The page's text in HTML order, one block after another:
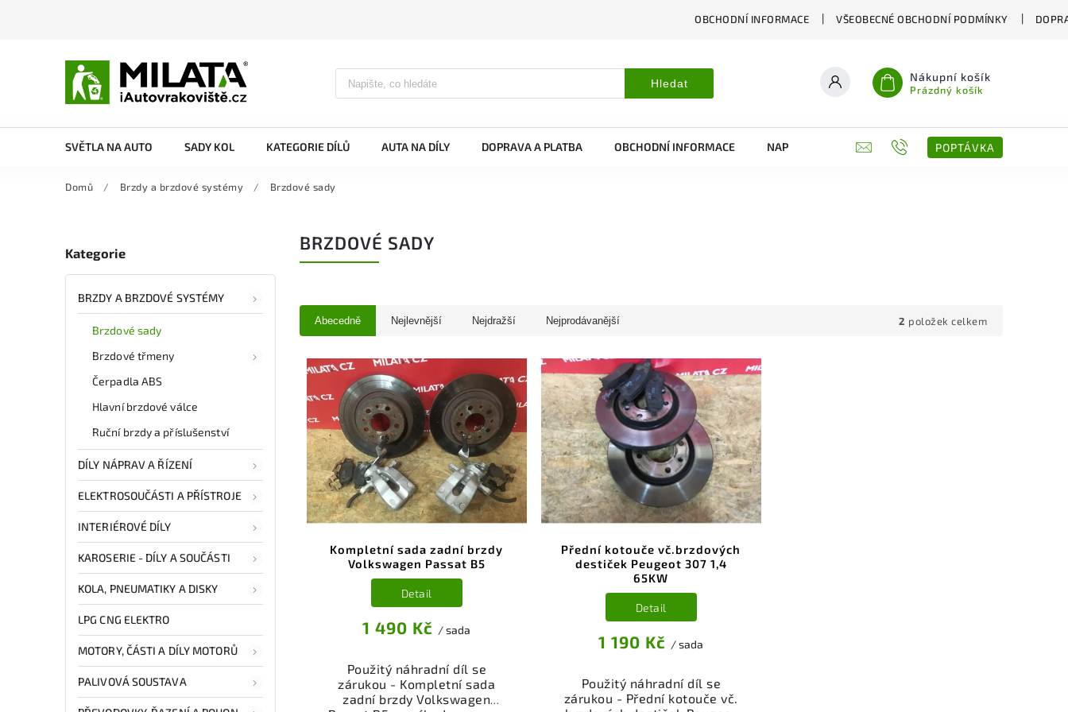
OBCHODNÍ INFORMACE VŠEOBECNÉ OBCHODNÍ PODMÍNKY
Hledat Nákupní košík
Prázdný košík
SVĚTLA NA AUTO SADY KOL KATEGORIE DÍLŮ AUTA NA DÍLY DOPRAVA A PLATBA OBCHODNÍ INFORMACE NAPIŠTE NÁM KONTAKTY POPTÁVKA
Domů / Brzdy a brzdové systémy / Brzdové sady
Kategorie
BRZDY A BRZDOVÉ SYSTÉMY
Brzdové sady
Brzdové třmeny
Čerpadla ABS
Hlavní brzdové válce
Ruční brzdy a příslušenství
DÍLY NÁPRAV A ŘÍZENÍ
ELEKTROSOUČÁSTI A PŘÍSTROJE
INTERIÉROVÉ DÍLY
KAROSERIE - DÍLY A SOUČÁSTI
KOLA, PNEUMATIKY A DISKY
LPG CNG ELEKTRO
MOTORY, ČÁSTI A DÍLY MOTORŮ
PALIVOVÁ SOUSTAVA
BRZDOVÉ SADY
Abecedně Nejlevnější Nejdražší Nejprodávanější 2 položek celkem
Kompletní sada zadní brzdy
Volkswagen Passat B5
1 490 Kč / sada
Detail
Použitý náhradní díl se
zárukou - Kompletní sada
zadní brzdy Volkswagen
Přední kotouče vč.brzdových
destiček Peugeot 307 1,4
65KW
1 190 Kč / sada
Detail
Použitý náhradní díl se
zárukou - Přední kotouče vč.